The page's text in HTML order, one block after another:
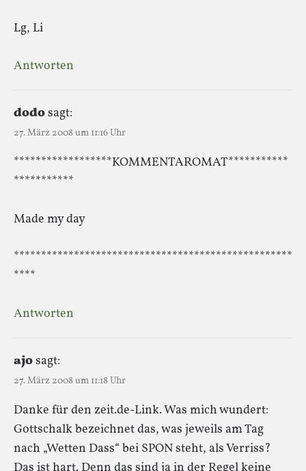
Lg, Li
Antworten
dodosagt:
27. März 2008 um 11:16 Uhr
******************KOMMENTAROMAT***********
***********
Made my day
***************************************************
****
Antworten
ajosagt:
27. März 2008 um 11:18 Uhr
Danke für den zeit.de-Link. Was mich wundert:
Gottschalk bezeichnet das, was jeweils am Tag
nach „Wetten Dass“ bei SPON steht, als Verriss?